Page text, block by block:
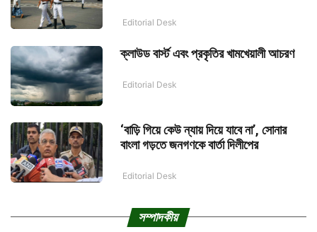
Editorial Desk
ক্লাউড বার্স্ট এবং প্রকৃতির খামখেয়ালী আচরণ
Editorial Desk
‘বাড়ি গিয়ে কেউ ন্যায় দিয়ে যাবে না’, সোনার
বাংলা গড়তে জনগণকে বার্তা দিলীপের
Editorial Desk
সম্পাদকীয়